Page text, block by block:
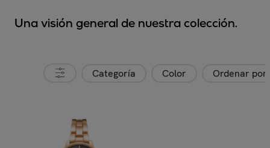
Una visión general de nuestra colección.
Categoría Color Ordenar por